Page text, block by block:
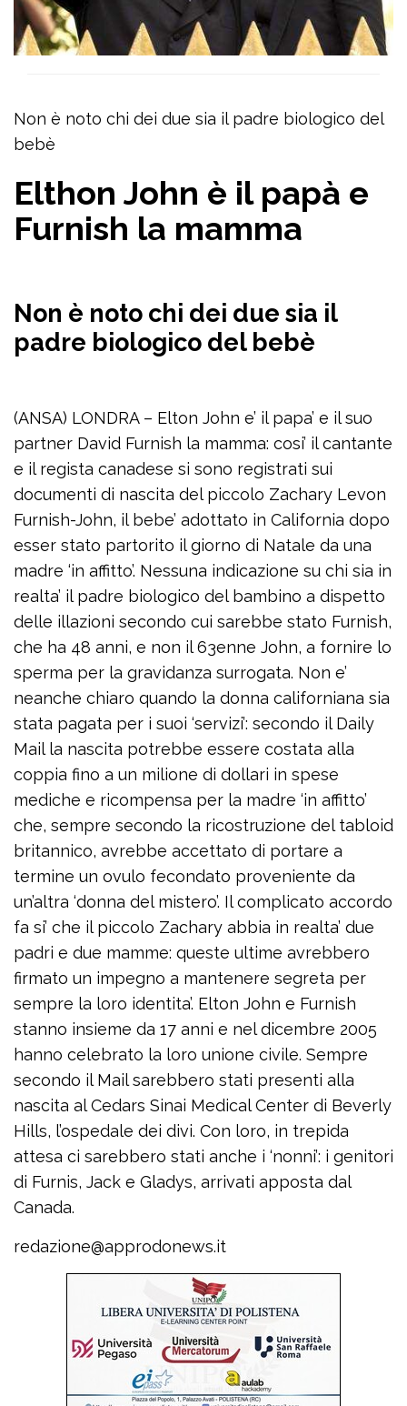
Non è noto chi dei due sia il padre biologico del
bebè
Elthon John è il papà e
Furnish la mamma
Non è noto chi dei due sia il
padre biologico del bebè
(ANSA) LONDRA – Elton John e’ il papa’ e il suo
partner David Furnish la mamma: cosi’ il cantante
e il regista canadese si sono registrati sui
documenti di nascita del piccolo Zachary Levon
Furnish-John, il bebe’ adottato in California dopo
esser stato partorito il giorno di Natale da una
madre ‘in affitto’. Nessuna indicazione su chi sia in
realta’ il padre biologico del bambino a dispetto
delle illazioni secondo cui sarebbe stato Furnish,
che ha 48 anni, e non il 63enne John, a fornire lo
sperma per la gravidanza surrogata. Non e’
neanche chiaro quando la donna californiana sia
stata pagata per i suoi ‘servizi’: secondo il Daily
Mail la nascita potrebbe essere costata alla
coppia fino a un milione di dollari in spese
mediche e ricompensa per la madre ‘in affitto’
che, sempre secondo la ricostruzione del tabloid
britannico, avrebbe accettato di portare a
termine un ovulo fecondato proveniente da
un’altra ‘donna del mistero’. Il complicato accordo
fa si’ che il piccolo Zachary abbia in realta’ due
padri e due mamme: queste ultime avrebbero
firmato un impegno a mantenere segreta per
sempre la loro identita’. Elton John e Furnish
stanno insieme da 17 anni e nel dicembre 2005
hanno celebrato la loro unione civile. Sempre
secondo il Mail sarebbero stati presenti alla
nascita al Cedars Sinai Medical Center di Beverly
Hills, l’ospedale dei divi. Con loro, in trepida
attesa ci sarebbero stati anche i ‘nonni’: i genitori
di Furnis, Jack e Gladys, arrivati apposta dal
Canada.
redazione@approdonews.it